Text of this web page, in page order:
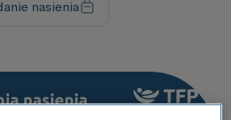
nasienia